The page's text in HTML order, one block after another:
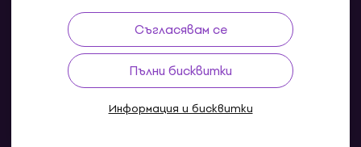
Съгласявам се
Пълни бисквитки
Информация и бисквитки
MK